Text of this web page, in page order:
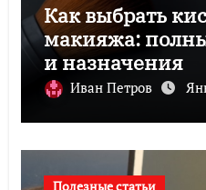
Как выбрать
макияжа:
и назначения
Иван Петров
Полезные статьи